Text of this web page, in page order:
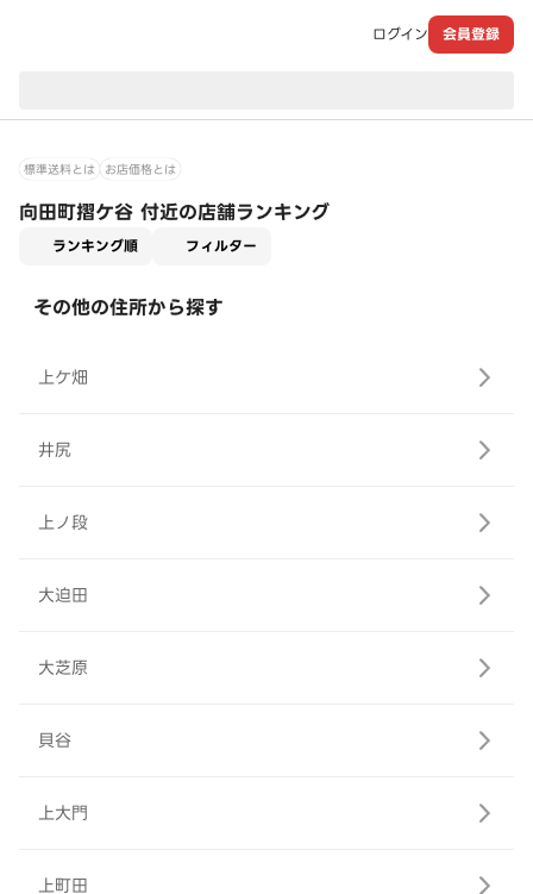
ログイン 会員登録
標準送料とは お店価格とは
向田町摺ケ谷 付近の店舗ランキング
ランキング順 フィルター
その他の住所から探す
上ケ畑
井尻
上ノ段
大迫田
大芝原
貝谷
上大門
上町田